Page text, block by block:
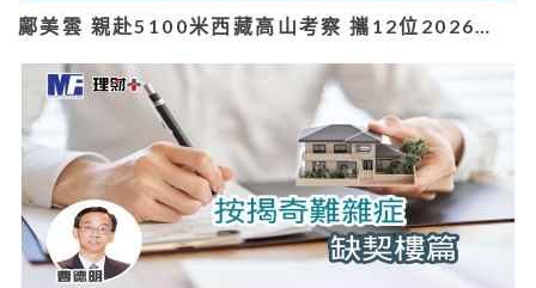
鄺美雲 親赴5100米西藏高山考察 攜12位2026…